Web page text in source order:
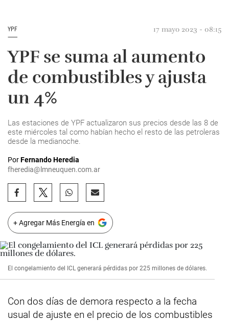
YPF 17 mayo 2023 - 08:15
YPF se suma al aumento
de combustibles y ajusta
un 4%
Las estaciones de YPF actualizaron sus precios desde las 8 de
este miércoles tal como habían hecho el resto de las petroleras
desde la medianoche.
PorFernando Heredia
fheredia@lmneuquen.com.ar
+ Agregar Más Energía en
El congelamiento del ICL generará pérdidas por 225 millones de dólares.
Con dos días de demora respecto a la fecha
usual de ajuste en el precio de los combustibles